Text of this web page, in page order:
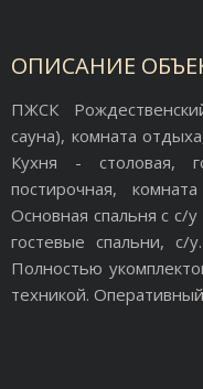
ОПИСАНИЕ
ПЖСК
сауна), комната
Кухня - столовая,
постирочная,
Основная спальня с с/
гостевые спальни,
Полностью
техникой.